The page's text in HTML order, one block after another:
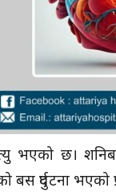
छ।
बस दुर्घटना भएको